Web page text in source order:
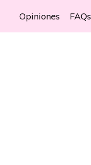
Opiniones FAQs